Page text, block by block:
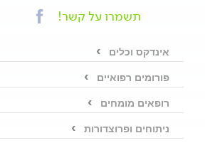
תשמרו על קשר!
אינדקס וכלים
פורומים רפואיים
רופאים מומחים
ניתוחים ופרוצדורות